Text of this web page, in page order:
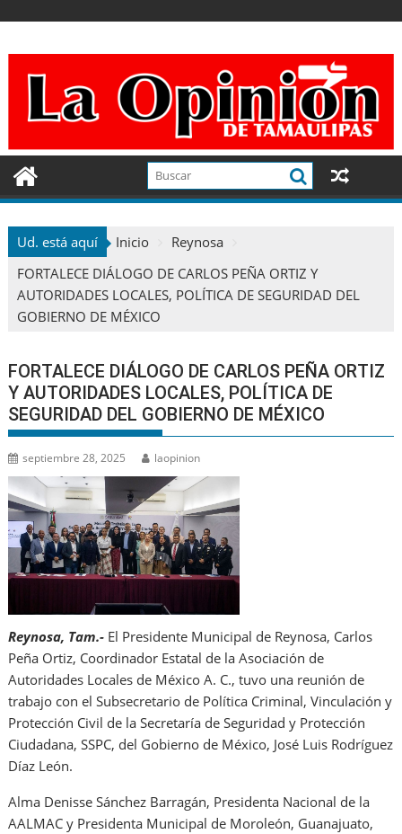
contenido
Ud. está aquí Inicio
Reynosa
FORTALECE DIÁLOGO DE CARLOS PEÑA ORTIZ Y
AUTORIDADES LOCALES, POLÍTICA DE SEGURIDAD DEL
GOBIERNO DE MÉXICO
FORTALECE DIÁLOGO DE CARLOS PEÑA ORTIZ
Y AUTORIDADES LOCALES, POLÍTICA DE
SEGURIDAD DEL GOBIERNO DE MÉXICO
septiembre 28, 2025 laopinion
Reynosa, Tam.- El Presidente Municipal de Reynosa, Carlos
Peña Ortiz, Coordinador Estatal de la Asociación de
Autoridades Locales de México A. C., tuvo una reunión de
trabajo con el Subsecretario de Política Criminal, Vinculación y
Protección Civil de la Secretaría de Seguridad y Protección
Ciudadana, SSPC, del Gobierno de México, José Luis Rodríguez
Díaz León.
Alma Denisse Sánchez Barragán, Presidenta Nacional de la
AALMAC y Presidenta Municipal de Moroleón, Guanajuato,